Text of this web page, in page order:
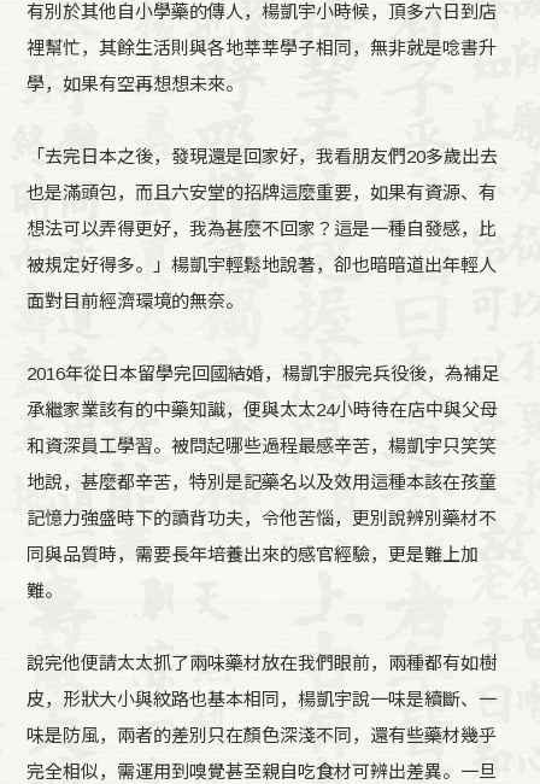
有別於其他自小學藥的傳人，楊凱宇小時候，頂多六日到店
裡幫忙，其餘生活則與各地莘莘學子相同，無非就是唸書升
學，如果有空再想想未來。
「去完日本之後，發現還是回家好，我看朋友們20多歲出去
也是滿頭包，而且六安堂的招牌這麼重要，如果有資源、有
想法可以弄得更好，我為甚麼不回家？這是一種自發感，比
被規定好得多。」楊凱宇輕鬆地說著，卻也暗暗道出年輕人
面對目前經濟環境的無奈。
2016年從日本留學完回國結婚，楊凱宇服完兵役後，為補足
承繼家業該有的中藥知識，便與太太24小時待在店中與父母
和資深員工學習。被問起哪些過程最感辛苦，楊凱宇只笑笑
地說，甚麼都辛苦，特別是記藥名以及效用這種本該在孩童
記憶力強盛時下的讀背功夫，令他苦惱，更別說辨別藥材不
同與品質時，需要長年培養出來的感官經驗，更是難上加
難。
說完他便請太太抓了兩味藥材放在我們眼前，兩種都有如樹
皮，形狀大小與紋路也基本相同，楊凱宇說一味是續斷、一
味是防風，兩者的差別只在顏色深淺不同，還有些藥材幾乎
完全相似，需運用到嗅覺甚至親自吃食材可辨出差異。一旦